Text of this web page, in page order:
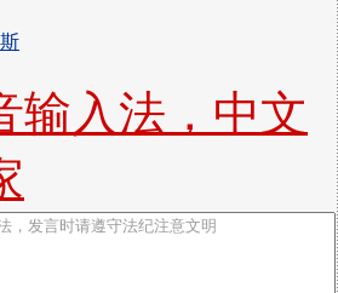
输入法，中文